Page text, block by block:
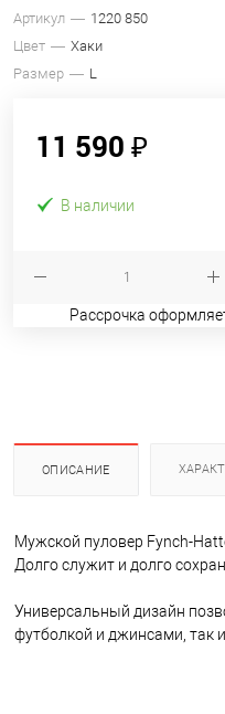
Артикул
1220 850
Цвет
Хаки
Размер
L
11 590 ₽
В наличии
Рассрочка
ОПИСАНИЕ
Мужской пуловер Fynch-
Долго служит и долго
Универсальный дизайн
футболкой и джинсами, так